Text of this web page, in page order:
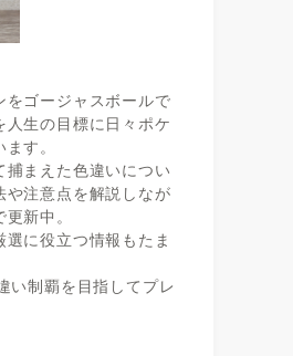
をゴージャスボールで
人生の目標に日々ポケ
す。
捕まえた色違いについ
や注意点を解説しなが
新中。
選に役立つ情報もたま
い制覇を目指してプレ